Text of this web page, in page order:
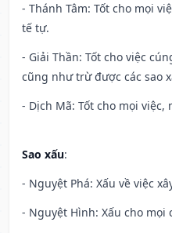
- Thánh Tâm: Tốt cho mọi
tế tự.
- Giải Thần: Tốt cho việc
cũng như trừ được các sao
- Dịch Mã: Tốt cho mọi việc,
Sao xấu:
- Nguyệt Phá: Xấu về việc
- Nguyệt Hình: Xấu cho mọi